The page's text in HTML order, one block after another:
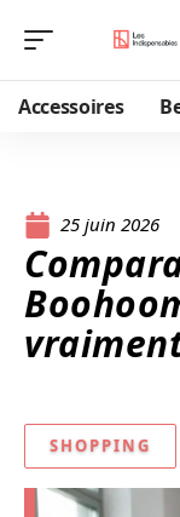
Accessoires
25 juin 2026
SHOPPING